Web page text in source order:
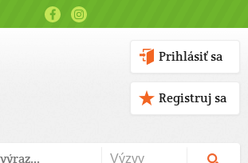
Prihlásiť sa
Registruj sa